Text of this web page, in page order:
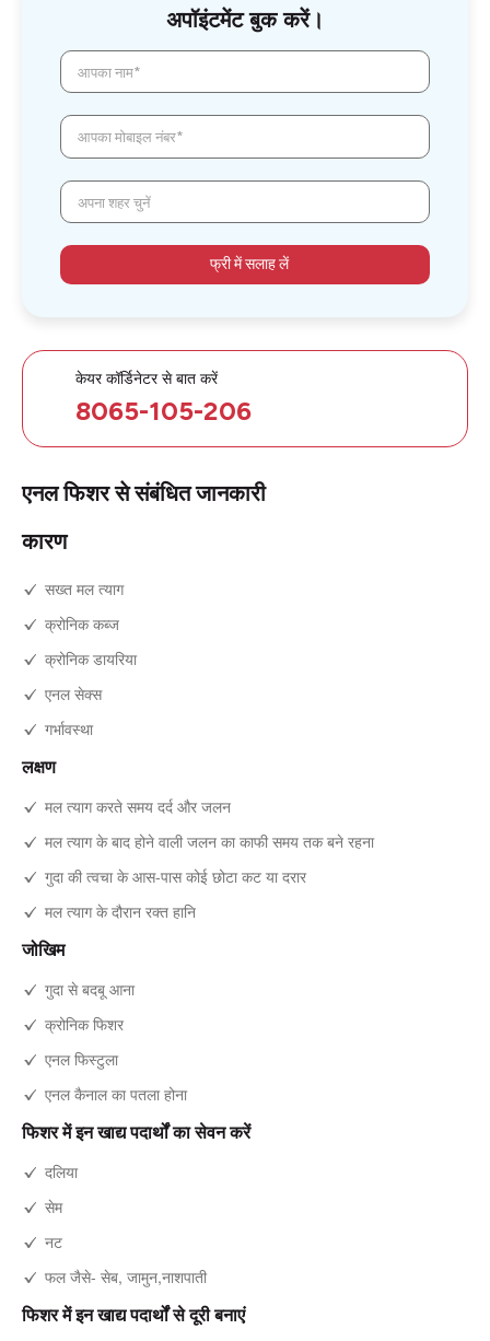
एनल फिशर से संबंधित जानकारी
कारण
सख्त मल त्याग
क्रोनिक कब्ज
क्रोनिक डायरिया
एनल सेक्स
गर्भावस्था
लक्षण
मल त्याग करते समय दर्द और जलन
मल त्याग के बाद होने वाली जलन का काफी समय तक बने रहना
गुदा की त्वचा के आस-पास कोई छोटा कट या दरार
मल त्याग के दौरान रक्त हानि
जोखिम
गुदा से बदबू आना
क्रोनिक फिशर
एनल फिस्टुला
एनल कैनाल का पतला होना
फिशर में इन खाद्य पदार्थों का सेवन करें
दलिया
सेम
नट
फल जैसे- सेब, जामुन,नाशपाती
फिशर में इन खाद्य पदार्थों से दूरी बनाएं
अपॉइंटमेंट बुक करें।
आपका नाम*
आपका मोबाइल नंबर*
अपना शहर चुनें
फ्री में सलाह लें
केयर कॉर्डिनेटर से बात करें
8065-105-206